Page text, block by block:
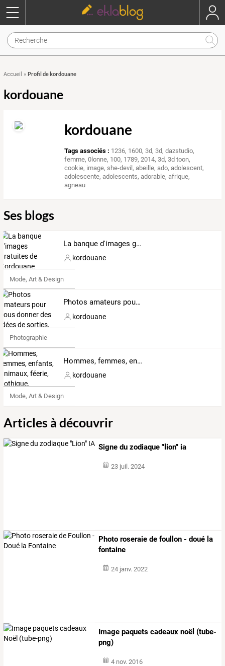
Accueil » Profil de kordouane
kordouane
kordouane
Tags associés : 1236, 1600,3d,3d,dazstudio,
femme,0lonne, 100, 1789,2014,3d,3d toon,
cookie, image,she-devil,abeille,ado,adolescent,
adolescente,adolescents,adorable,afrique,
agneau
Ses blogs
La banque d'images gratuites de Kordouane
kordouane
Mode, Art & Design
Photos amateurs pour vous donner des idées de sorties, bonne balade et merci de votre visite
kordouane
Photographie
Hommes, femmes, enfants, animaux, féerie, gothique, steampunk, Halloween, Noël...
kordouane
Mode, Art & Design
Articles à découvrir
Signe du zodiaque "lion" ia
23 juil. 2024
Photo roseraie de foullon - doué la
fontaine
24 janv. 2022
Image paquets cadeaux noël (tube-
png)
4 nov. 2016